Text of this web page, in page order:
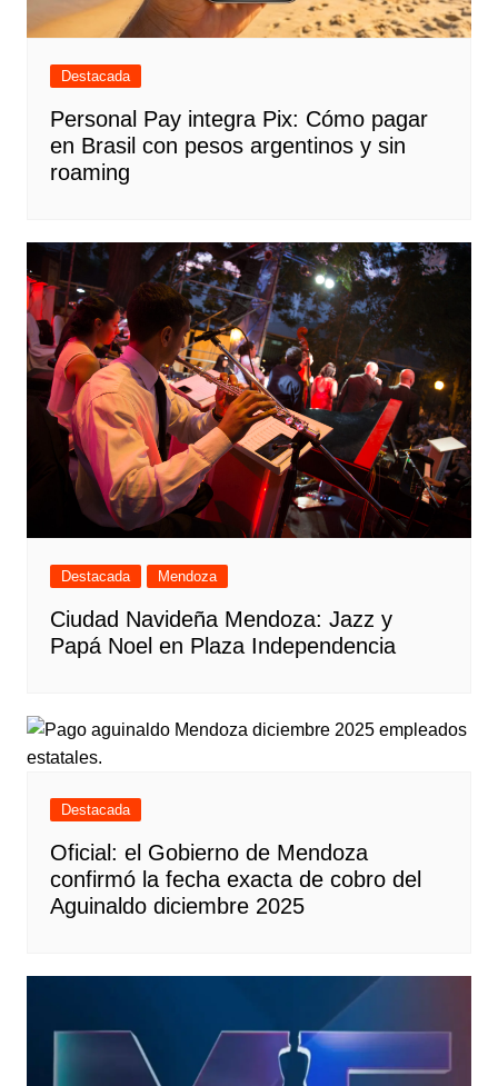
Destacada
Personal Pay integra Pix: Cómo pagar
en Brasil con pesos argentinos y sin
roaming
Destacada Mendoza
Ciudad Navideña Mendoza: Jazz y
Papá Noel en Plaza Independencia
Destacada
Oficial: el Gobierno de Mendoza
confirmó la fecha exacta de cobro del
Aguinaldo diciembre 2025